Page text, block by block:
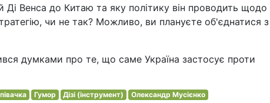
Венса до Китаю та яку політику він проводить щодо
чи не так? Можливо, ви плануєте об'єднатися з
думками про те, що саме Україна застосує проти
Гумор Дізі (інструмент)
Олександр Мусієнко